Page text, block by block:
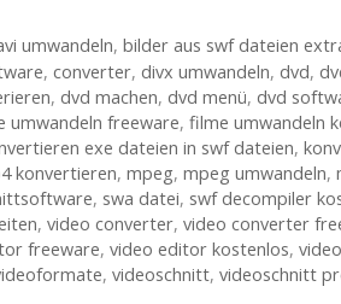
umwandeln, bilder aus swf dateien
, converter, divx umwandeln, dvd,
, dvd machen, dvd menü, dvd
umwandeln freeware, filme umwandeln
exe dateien in swf dateien,
konvertieren, mpeg, mpeg umwandeln,
, swa datei, swf decompiler
, video converter, video converter
freeware, video editor kostenlos,
, videoschnitt, videoschnitt